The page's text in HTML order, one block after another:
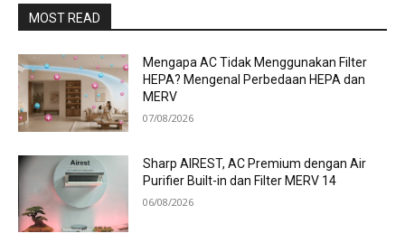
MOST READ
Mengapa AC Tidak Menggunakan Filter
HEPA? Mengenal Perbedaan HEPA dan
MERV
07/08/2026
Sharp AIREST, AC Premium dengan Air
Purifier Built-in dan Filter MERV 14
06/08/2026